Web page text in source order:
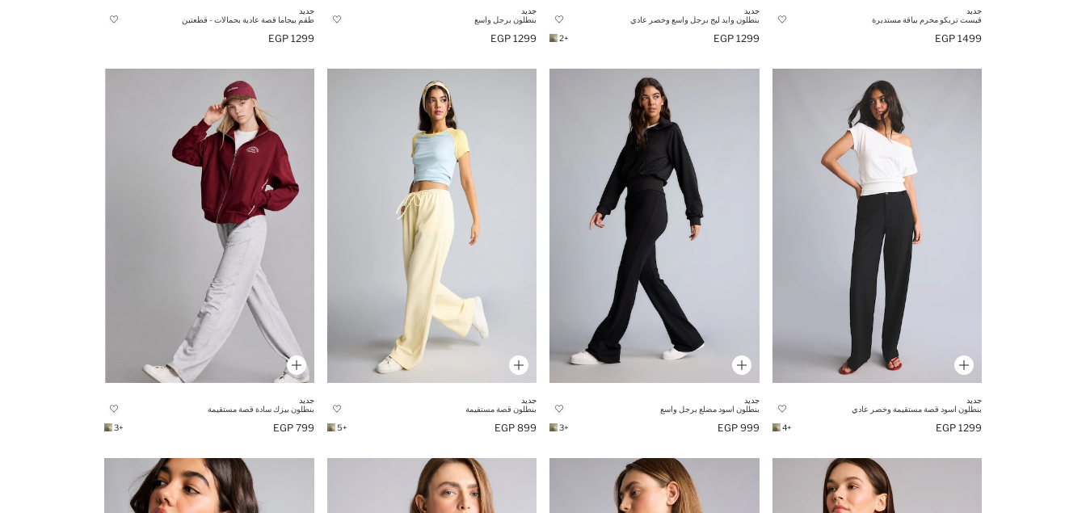
جديد
فيست تريكو مخرم بياقة مستديرة
1499 EGP
جديد
بنطلون وايد ليج برجل واسع وخصر عادي
1299 EGP
+2
جديد
بنطلون برجل واسع
1299 EGP
جديد
طقم بيجاما قصة عادية بحمالات - قطعتين
1299 EGP
جديد
بنطلون اسود قصة مستقيمة وخصر عادي
1299 EGP
+4
جديد
بنطلون اسود مضلع برجل واسع
999 EGP
+3
جديد
بنطلون قصة مستقيمة
899 EGP
+5
جديد
بنطلون بيزك سادة قصة مستقيمة
799 EGP
+3